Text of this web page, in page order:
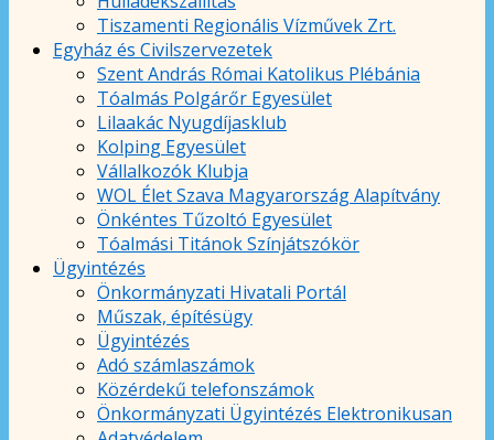
Tiszamenti Regionális Vízművek Zrt.
Egyház és Civilszervezetek
Szent András Római Katolikus Plébánia
Tóalmás Polgárőr Egyesület
Lilaakác Nyugdíjasklub
Kolping Egyesület
Vállalkozók Klubja
WOL Élet Szava Magyarország Alapítvány
Önkéntes Tűzoltó Egyesület
Tóalmási Titánok Színjátszókör
Ügyintézés
Önkormányzati Hivatali Portál
Műszak, építésügy
Ügyintézés
Adó számlaszámok
Közérdekű telefonszámok
Önkormányzati Ügyintézés Elektronikusan